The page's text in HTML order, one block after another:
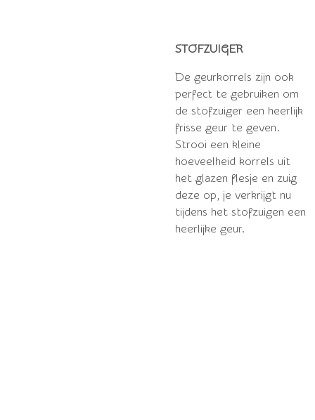
STOFZUIGER
De geurkorrels zijn ook
perfect te gebruiken om
de stofzuiger een heerlijk
frisse geur te geven.
Strooi een kleine
hoeveelheid korrels uit
het glazen flesje en zuig
deze op, je verkrijgt nu
tijdens het stofzuigen een
heerlijke geur.